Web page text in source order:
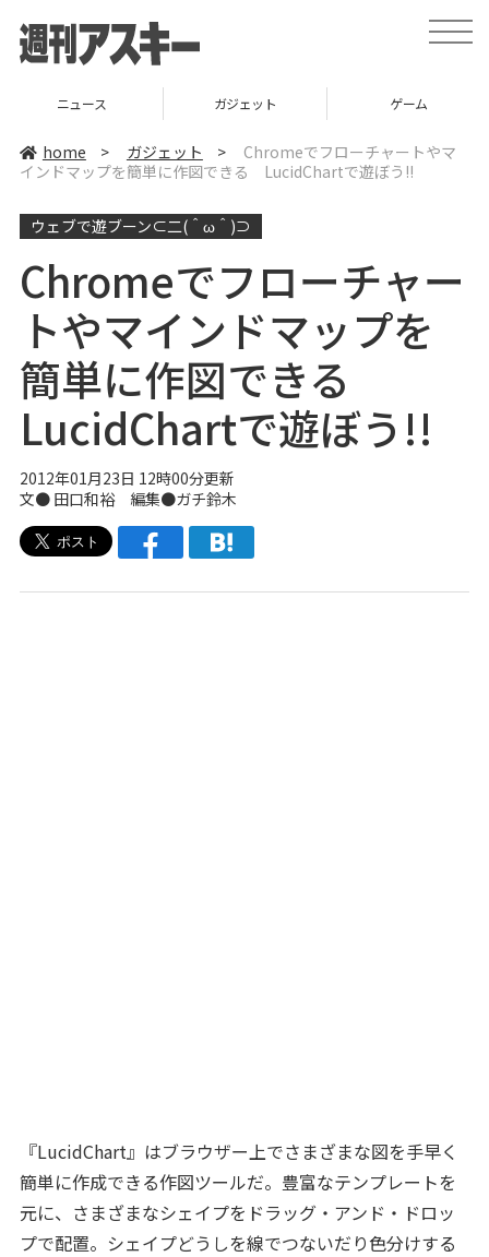
t
o
v
ニュース ガジェット ゲーム
home > ガジェット >
Chromeでフローチャートやマ
インドマップを簡単に作図できる LucidChartで遊ぼう!!
ウェブで遊ブーン⊂二(＾ω＾)⊃
Chromeでフローチャー
トやマインドマップを
簡単に作図できる
LucidChartで遊ぼう!!
2012年01月23日 12時00分更新
文● 田口和裕編集●ガチ鈴木
『LucidChart』はブラウザー上でさまざまな図を手早く
簡単に作成できる作図ツールだ。豊富なテンプレートを
元に、さまざまなシェイプをドラッグ・アンド・ドロッ
プで配置。シェイプどうしを線でつないだり色分けする